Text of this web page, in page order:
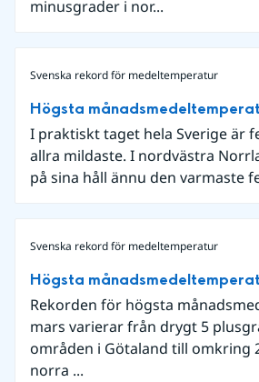
minusgrader i nor...
Svenska rekord för medeltemperatur
Högsta
I praktiskt taget hela Sverige är
allra mildaste. I nordvästra
på sina håll ännu den varmaste
Svenska rekord för medeltemperatur
Högsta
Rekorden för högsta
mars varierar från drygt 5
områden i Götaland till omkring
norra ...